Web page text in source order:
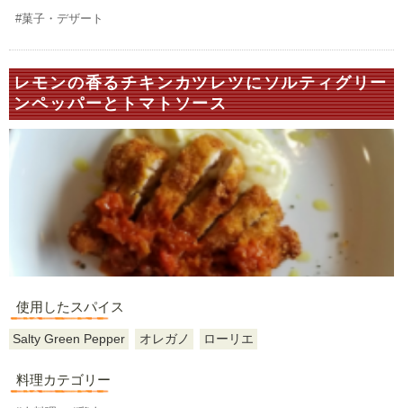
#菓子・デザート
レモンの香るチキンカツレツにソルティグリー
ンペッパーとトマトソース
使用したスパイス
Salty Green Pepper オレガノ ローリエ
料理カテゴリー